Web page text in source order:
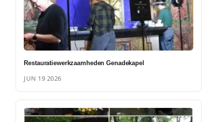
Restauratiewerkzaamheden Genadekapel
JUN 19 2026